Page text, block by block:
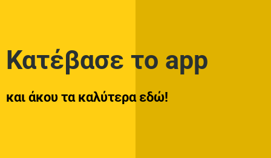
Κατέβασε το app
και άκου τα καλύτερα εδώ!